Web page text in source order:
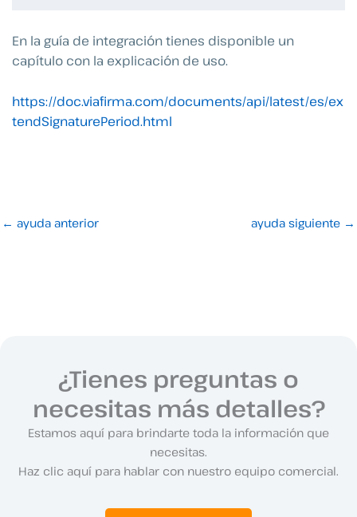
En la guía de integración tienes disponible un
capítulo con la explicación de uso.
https://doc.viafirma.com/documents/api/latest/es/ex
tendSignaturePeriod.html
← ayuda anterior ayuda siguiente →
¿Tienes preguntas o
necesitas más detalles?
Estamos aquí para brindarte toda la información que
necesitas.
Haz clic aquí para hablar con nuestro equipo comercial.